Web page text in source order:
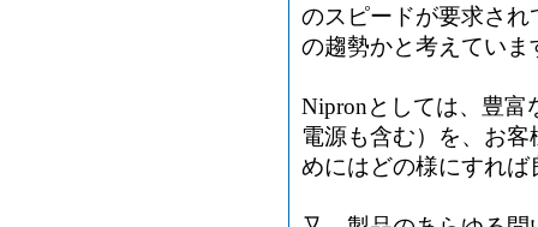
のスピードが要求さ
の趨勢かと考えていま
Nipronとしては、豊富
電源も含む）を、お
めにはどの様にすれ